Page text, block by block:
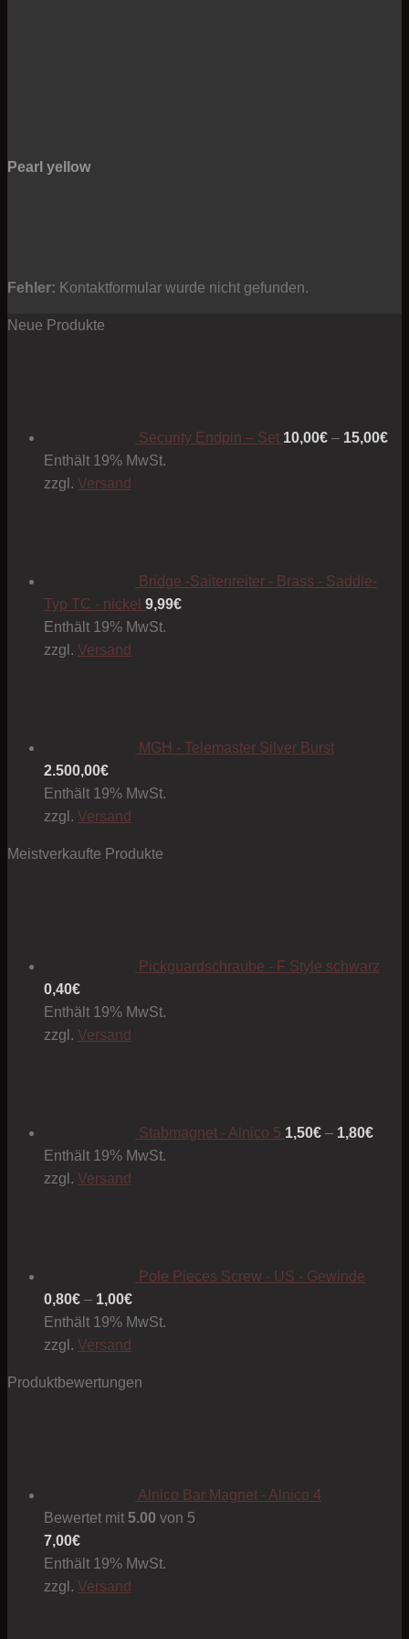
Pearl yellow
Fehler: Kontaktformular wurde nicht gefunden.
Neue Produkte
Security Endpin – Set 10,00€ – 15,00€
Enthält 19% MwSt.
zzgl. Versand
Bridge -Saitenreiter - Brass - Saddle-
Typ TC - nickel 9,99€
Enthält 19% MwSt.
zzgl. Versand
MGH - Telemaster Silver Burst
2.500,00€
Enthält 19% MwSt.
zzgl. Versand
Meistverkaufte Produkte
Pickguardschraube - F Style schwarz
0,40€
Enthält 19% MwSt.
zzgl. Versand
Stabmagnet - Alnico 5 1,50€ – 1,80€1,80€
Enthält 19% MwSt.
zzgl. Versand
Pole Pieces Screw - US - Gewinde
0,80€ – 1,00€Preisspanne:
0,80€
Enthält 19% MwSt.
zzgl. Versand
Produktbewertungen
Alnico Bar Magnet - Alnico 4
Bewertet mit 5.00 von 5
7,00€
Enthält 19% MwSt.
zzgl. Versand